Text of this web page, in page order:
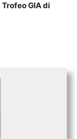
Trofeo GIA di